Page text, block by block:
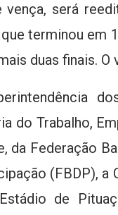
vença, será
terminou em
duas finais.
do Trabalho,
da Federação
(FBDP), a
de